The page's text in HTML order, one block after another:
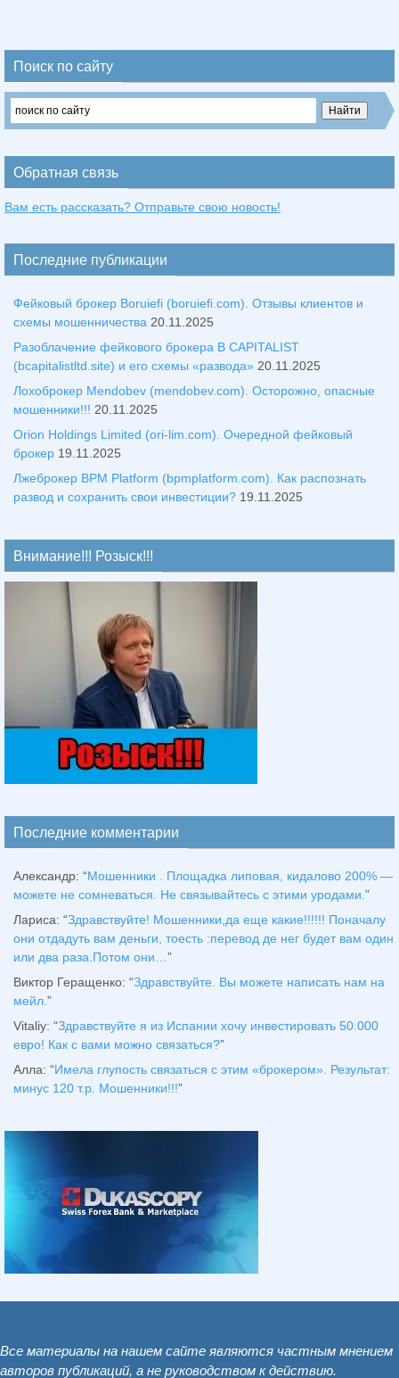
Поиск по сайту
Обратная связь
Вам есть рассказать? Отправьте свою новость!
Последние публикации
Фейковый брокер Boruiefi (boruiefi.com). Отзывы клиентов и
схемы мошенничества 20.11.2025
Разоблачение фейкового брокера B CAPITALIST
(bcapitalistltd.site) и его схемы «развода» 20.11.2025
Лохоброкер Mendobev (mendobev.com). Осторожно, опасные
мошенники!!! 20.11.2025
Orion Holdings Limited (ori-lim.com). Очередной фейковый
брокер 19.11.2025
Лжеброкер BPM Platform (bpmplatform.com). Как распознать
развод и сохранить свои инвестиции? 19.11.2025
Внимание!!! Розыск!!!
Последние комментарии
Александр: “Мошенники . Площадка липовая, кидалово 200% —
можете не сомневаться. Не связывайтесь с этими уродами. ”
Лариса: “Здравствуйтe! Мошенники,да еще какие!!!!!! Поначалу
они отдадуть вам деньги, тоесть :перевод де нег будет вам один
или два раза.Потом они… ”
Виктор Геращенко: “Здравствуйте. Вы можете написать нам на
мейл. ”
Vitaliy: “Здравствуйте я из Испании хочу инвестировать 50.000
евро! Как с вами можно связаться?”
Алла: “Имела глупость связаться с этим «брокером». Результат:
минус 120 т.р. Мошенники!!!”
Все материалы на нашем сайте являются частным мнением
авторов публикаций, а не руководством к действию.